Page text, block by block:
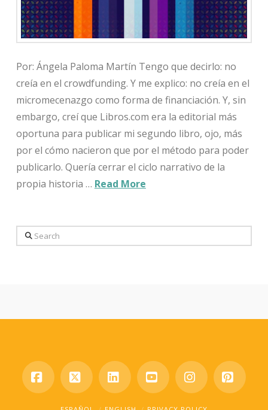
Por: Ángela Paloma Martín Tengo que decirlo: no
creía en el crowdfunding. Y me explico: no creía en el
micromecenazgo como forma de financiación. Y, sin
embargo, creí que Libros.com era la editorial más
oportuna para publicar mi segundo libro, ojo, más
por el cómo nacieron que por el método para poder
publicarlo. Quería cerrar el ciclo narrativo de la
propia historia … Read More
Search